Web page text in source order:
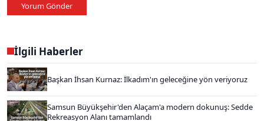
Yorum Gönder
İlgili Haberler
Başkan İhsan Kurnaz: İlkadım'ın geleceğine yön veriyoruz
Samsun Büyükşehir'den Alaçam'a modern dokunuş: Sedde
Rekreasyon Alanı tamamlandı